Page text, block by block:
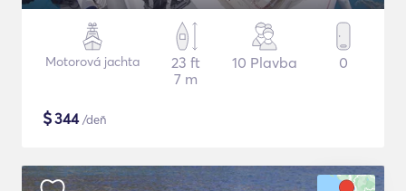
Motorová jachta
23 ft
7 m
10 Plavba 0
$344/deň